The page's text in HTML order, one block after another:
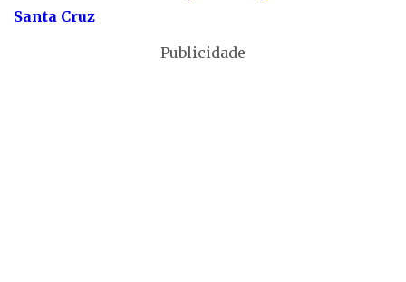
Santa Cruz
Publicidade